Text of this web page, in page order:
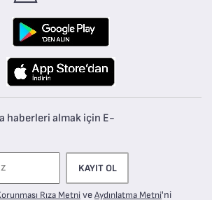
haberleri almak için E-
KAYIT OL
Rıza MetniveAydınlatma Metni'ni